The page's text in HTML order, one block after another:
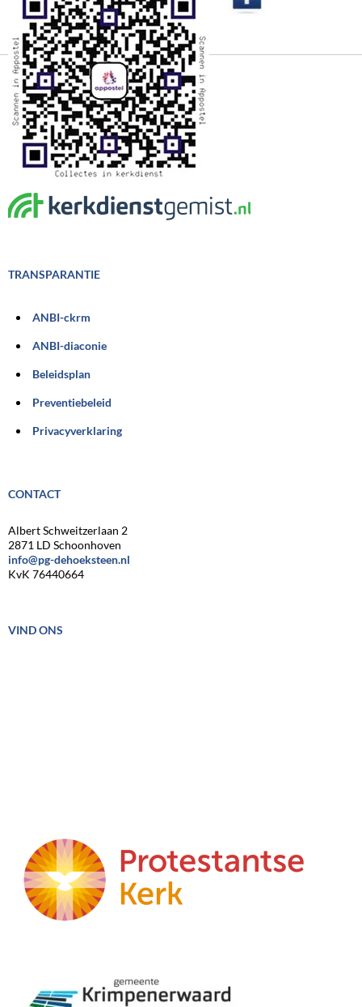
TRANSPARANTIE
ANBI-ckrm
ANBI-diaconie
Beleidsplan
Preventiebeleid
Privacyverklaring
CONTACT
Albert Schweitzerlaan 2
2871 LD Schoonhoven
info@pg-dehoeksteen.nl
KvK 76440664
VIND ONS